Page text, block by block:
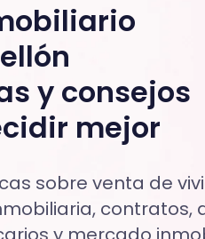
y consejos
mejor
sobre venta de
contratos,